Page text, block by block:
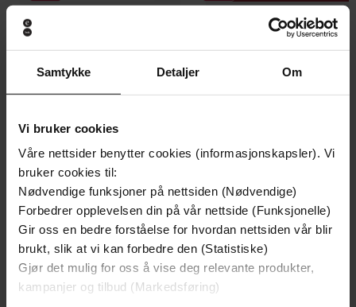
Samtykke Detaljer Om
Vi bruker cookies
Våre nettsider benytter cookies (informasjonskapsler). Vi
bruker cookies til:
Nødvendige funksjoner på nettsiden (Nødvendige)
Forbedrer opplevelsen din på vår nettside (Funksjonelle)
Gir oss en bedre forståelse for hvordan nettsiden vår blir
brukt, slik at vi kan forbedre den (Statistiske)
Gjør det mulig for oss å vise deg relevante produkter,
kampanjer og tilbud (Markedsføring)
249,-
Sapiens
449,-
Hvitekrist
Undertittel meningers mot mellom to kulturer
Forfattere Liv Hilde Boe (forfatter)
Forlag Cappelen Damm
Utgitt 28.05.2013